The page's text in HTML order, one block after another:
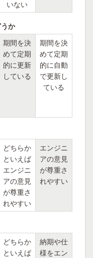
いない
か
期間を決
めて定期
的に更新
している
期間を決
めて定期
的に自動
で更新し
ている
どちらか
といえば
エンジニ
アの意見
が尊重さ
れやすい
エンジニ
アの意見
が尊重さ
れやすい
どちらか
といえば
納期や仕
様をエン